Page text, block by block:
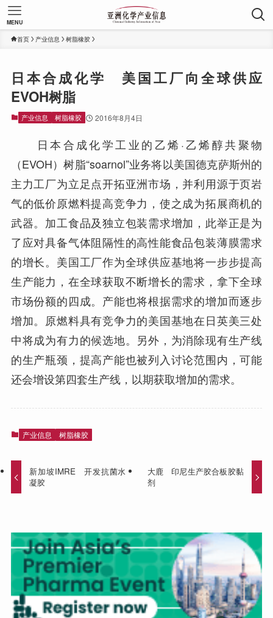
MENU
首页 产业信息 树脂橡胶
日本合成化学 美国工厂向全球供应
EVOH树脂
产业信息 树脂橡胶 2016年8月4日
日本合成化学工业的乙烯·乙烯醇共聚物
（EVOH）树脂“soarnol”业务将以美国德克萨斯州的
主力工厂为立足点开拓亚洲市场，并利用源于页岩
气的低价原燃料提高竞争力，使之成为拓展商机的
武器。加工食品及独立包装需求增加，此举正是为
了应对具备气体阻隔性的高性能食品包装薄膜需求
的增长。美国工厂作为全球供应基地将一步步提高
生产能力，在全球获取不断增长的需求，拿下全球
市场份额的四成。产能也将根据需求的增加而逐步
增加。原燃料具有竞争力的美国基地在日英美三处
中将成为有力的候选地。另外，为消除现有生产线
的生产瓶颈，提高产能也被列入讨论范围内，可能
还会增设第四套生产线，以期获取增加的需求。
产业信息 树脂橡胶
新加坡IMRE 开发抗菌水
凝胶
大鹿 印尼生产胶合板胶黏
剂